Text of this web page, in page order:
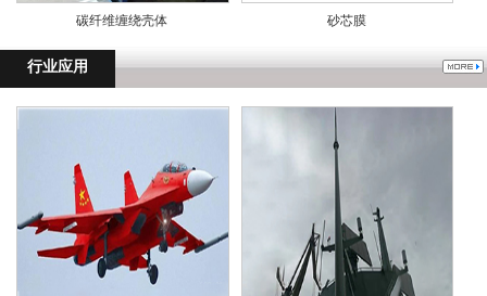
碳纤维缠绕壳体 砂芯膜
行业应用